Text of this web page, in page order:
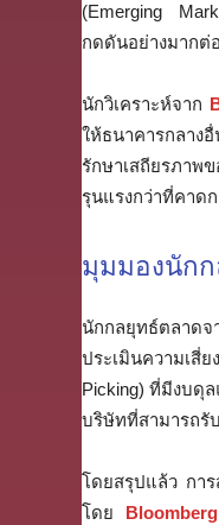
(Emerging
กดดันอย่างมากต่
นักวิเคราะห์จาก
ให้ธนาคารกลาง
รักษาเสถียรภาพ
รุนแรงกว่าที่คาด
มุมมองนัก
นักกลยุทธ์ตลาด
ประเมินความเ
Picking) ที่มีงบดุ
บริษัทที่สามารถรั
โดยสรุปแล้ว การ
โดย Bloomberg